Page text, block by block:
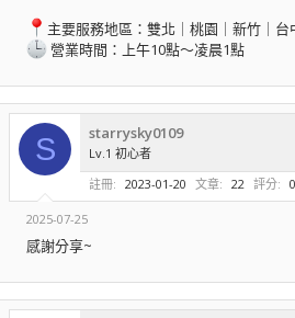
主要服務地區：雙北｜桃園｜新竹｜
營業時間：上午10點～凌晨1點
S starrysky0109
Lv.1 初心者
註冊
2023-01-20 文章 22 評分 0
2025-07-25
感謝分享~